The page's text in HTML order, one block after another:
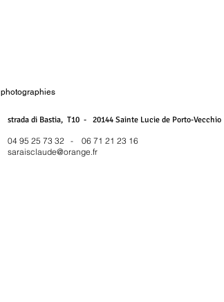
photographies
strada di Bastia, T10 - 20144 Sainte Lucie de Porto-Vecchio
04 95 25 73 32 - 06 71 21 23 16
saraisclaude@orange.fr